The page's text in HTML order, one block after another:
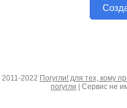
2011-2022 Погугли! для тех, кому
погугли | Сервис не